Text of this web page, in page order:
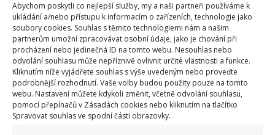
Abychom poskytli co nejlepší služby, my a naši partneři používáme k
ukládání a/nebo přístupu k informacím o zařízeních, technologie jako
soubory cookies. Souhlas s těmito technologiemi nám a našim
partnerům umožní zpracovávat osobní údaje, jako je chování při
procházení nebo jedinečná ID na tomto webu. Nesouhlas nebo
odvolání souhlasu může nepříznivě ovlivnit určité vlastnosti a funkce.
Kliknutím níže vyjádřete souhlas s výše uvedeným nebo proveďte
podrobnější rozhodnutí. Vaše volby budou použity pouze na tomto
webu. Nastavení můžete kdykoli změnit, včetně odvolání souhlasu,
pomocí přepínačů v Zásadách cookies nebo kliknutím na tlačítko
Spravovat souhlas ve spodní části obrazovky.
OBLÍBENÉ ČLÁNKY
Pokuta až 10 000 Kč hrozí za nesprávné sekání i
nesekání trávy. Záleží i na prostředku a lokaci